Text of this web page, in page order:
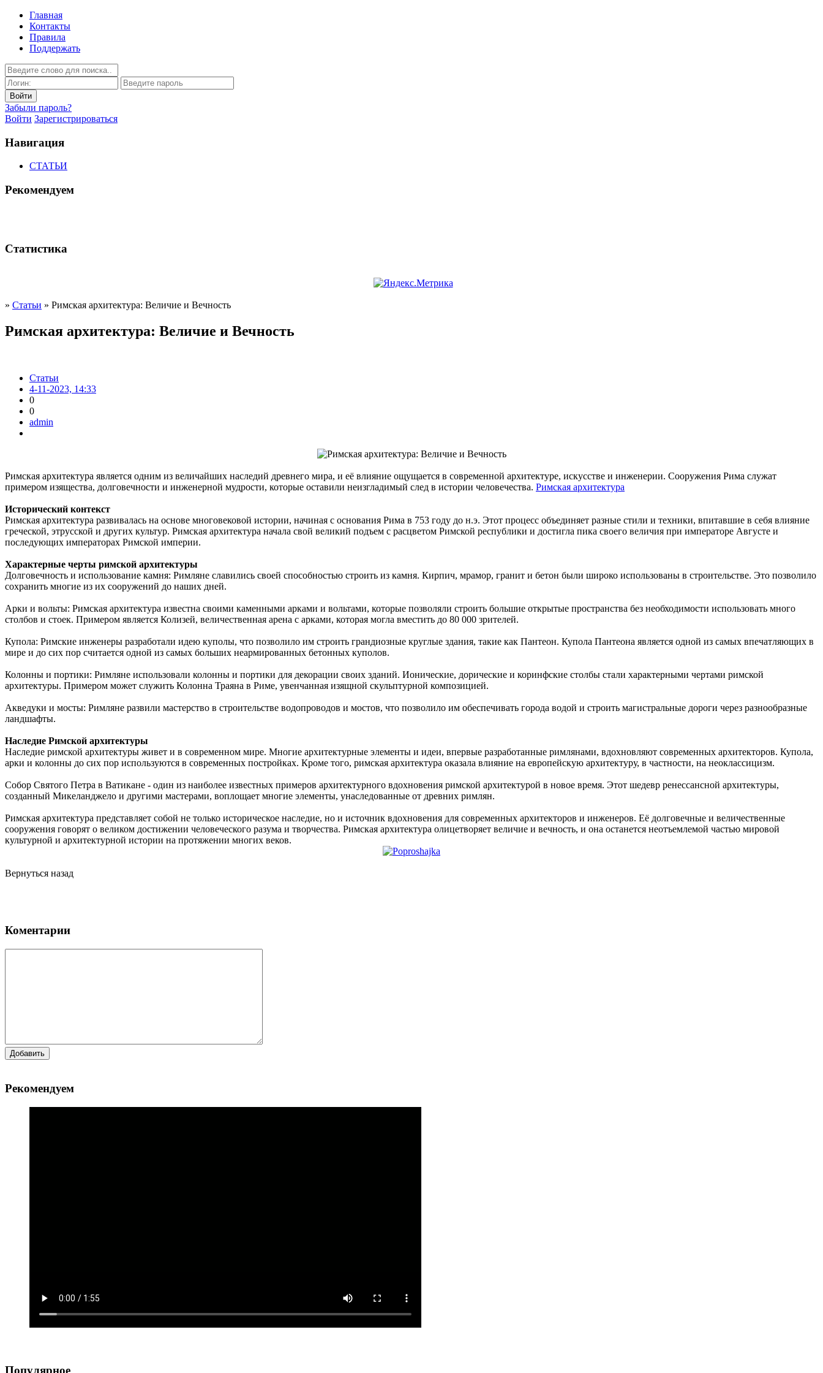
Главная
Контакты
Правила
Поддержать
Забыли пароль?
Войти Зарегистрироваться
Навигация
СТАТЬИ
Рекомендуем
Статистика
» Статьи » Римская архитектура: Величие и Вечность
Римская архитектура: Величие и Вечность
Статьи
4-11-2023, 14:33
0
0
admin
Римская архитектура является одним из величайших наследий древнего мира, и её влияние ощущается в современной архитектуре, искусстве и инженерии. Сооружения Рима служат
примером изящества, долговечности и инженерной мудрости, которые оставили неизгладимый след в истории человечества. Римская архитектура
Исторический контекст
Римская архитектура развивалась на основе многовековой истории, начиная с основания Рима в 753 году до н.э. Этот процесс объединяет разные стили и техники, впитавшие в себя влияние
греческой, этрусской и других культур. Римская архитектура начала свой великий подъем с расцветом Римской республики и достигла пика своего величия при императоре Августе и
последующих императорах Римской империи.
Характерные черты римской архитектуры
Долговечность и использование камня: Римляне славились своей способностью строить из камня. Кирпич, мрамор, гранит и бетон были широко использованы в строительстве. Это позволило
сохранить многие из их сооружений до наших дней.
Арки и вольты: Римская архитектура известна своими каменными арками и вольтами, которые позволяли строить большие открытые пространства без необходимости использовать много
столбов и стоек. Примером является Колизей, величественная арена с арками, которая могла вместить до 80 000 зрителей.
Купола: Римские инженеры разработали идею куполы, что позволило им строить грандиозные круглые здания, такие как Пантеон. Купола Пантеона является одной из самых впечатляющих в
мире и до сих пор считается одной из самых больших неармированных бетонных куполов.
Колонны и портики: Римляне использовали колонны и портики для декорации своих зданий. Ионические, дорические и коринфские столбы стали характерными чертами римской
архитектуры. Примером может служить Колонна Траяна в Риме, увенчанная изящной скульптурной композицией.
Акведуки и мосты: Римляне развили мастерство в строительстве водопроводов и мостов, что позволило им обеспечивать города водой и строить магистральные дороги через разнообразные
ландшафты.
Наследие Римской архитектуры
Наследие римской архитектуры живет и в современном мире. Многие архитектурные элементы и идеи, впервые разработанные римлянами, вдохновляют современных архитекторов. Купола,
арки и колонны до сих пор используются в современных постройках. Кроме того, римская архитектура оказала влияние на европейскую архитектуру, в частности, на неоклассицизм.
Собор Святого Петра в Ватикане - один из наиболее известных примеров архитектурного вдохновения римской архитектурой в новое время. Этот шедевр ренессансной архитектуры,
созданный Микеланджело и другими мастерами, воплощает многие элементы, унаследованные от древних римлян.
Римская архитектура представляет собой не только историческое наследие, но и источник вдохновения для современных архитекторов и инженеров. Её долговечные и величественные
сооружения говорят о великом достижении человеческого разума и творчества. Римская архитектура олицетворяет величие и вечность, и она останется неотъемлемой частью мировой
культурной и архитектурной истории на протяжении многих веков.
Вернуться назад
Коментарии
Добавить
Рекомендуем
Популярное